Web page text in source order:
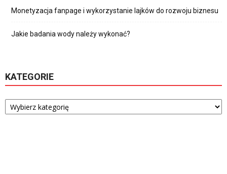
Monetyzacja fanpage i wykorzystanie lajków do rozwoju biznesu
Jakie badania wody należy wykonać?
KATEGORIE
Kategorie